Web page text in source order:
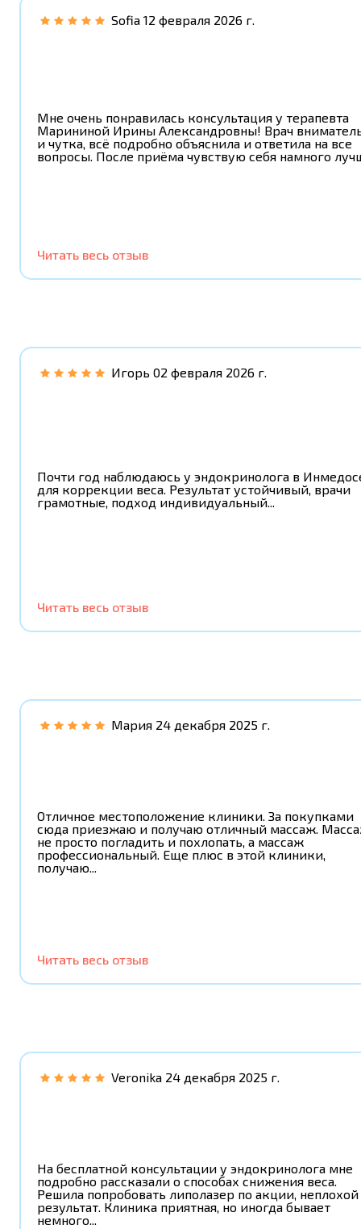
Sofia 12 февраля 2026 г.
Мне очень понравилась консультация у терапевта
Марининой Ирины Александровны! Врач
и чутка, всё подробно объяснила и ответила на все
вопросы. После приёма чувствую себя намного
Читать весь отзыв
Игорь 02 февраля 2026 г.
Почти год наблюдаюсь у эндокринолога в
для коррекции веса. Результат устойчивый, врачи
грамотные, подход индивидуальный...
Читать весь отзыв
Мария 24 декабря 2025 г.
Отличное местоположение клиники. За покупками
сюда приезжаю и получаю отличный массаж.
не просто погладить и похлопать, а массаж
профессиональный. Еще плюс в этой клиники,
получаю...
Читать весь отзыв
Veronika 24 декабря 2025 г.
На бесплатной консультации у эндокринолога мне
подробно рассказали о способах снижения веса.
Решила попробовать липолазер по акции, неплохой
результат. Клиника приятная, но иногда бывает
немного...